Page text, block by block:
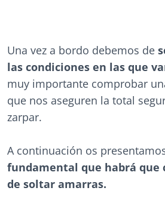
Una vez a bordo debemos de
las condiciones en las que
muy importante comprobar
que nos aseguren la total
zarpar.
A continuación os
fundamental que habrá que
de soltar amarras.